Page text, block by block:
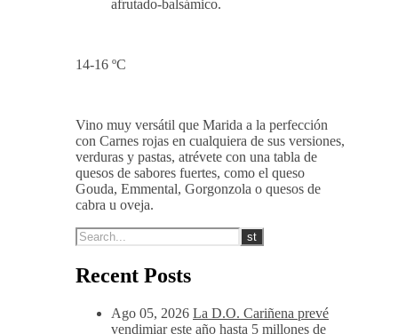
La entrada en boca es golosa y
14-16 ºC
Vino muy versátil que Marida a la perfección
con Carnes rojas en cualquiera de sus versiones,
verduras y pastas, atrévete con una tabla de
quesos de sabores fuertes, como el queso
cabra u oveja.